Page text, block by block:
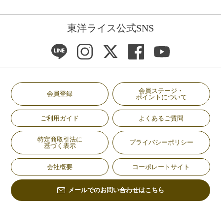
東洋ライス公式SNS
会員登録
会員ステージ・
ポイントについて
ご利用ガイド よくあるご質問
特定商取引法に
基づく表示
プライバシーポリシー
会社概要 コーポレートサイト
メールでのお問い合わせはこちら